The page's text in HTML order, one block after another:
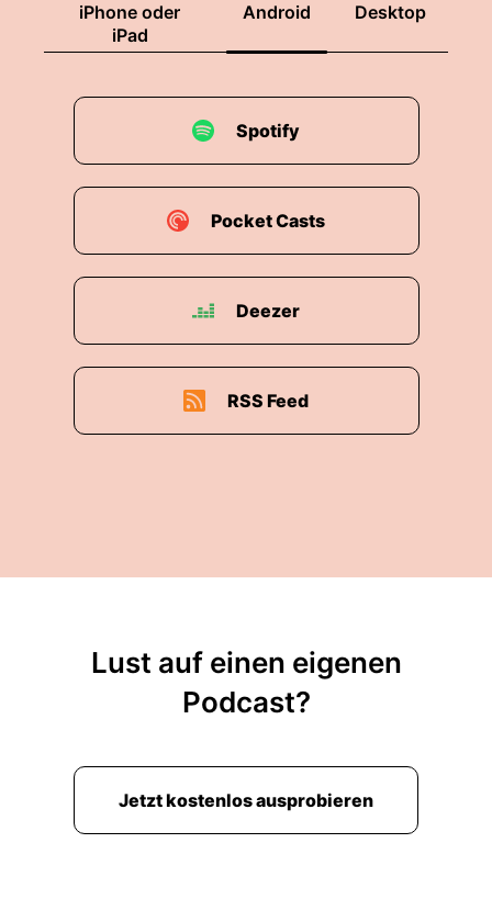
iPhone oder
iPad
Android Desktop
Spotify
Pocket Casts
Deezer
RSS Feed
Lust auf einen eigenen
Podcast?
Jetzt kostenlos ausprobieren